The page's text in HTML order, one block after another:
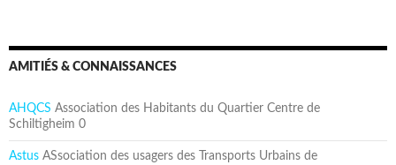
AMITIÉS & CONNAISSANCES
AHQCS Association des Habitants du Quartier Centre de
Schiltigheim 0
Astus ASsociation des usagers des Transports Urbains de